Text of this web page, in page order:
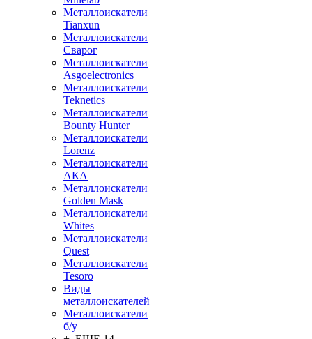
Металлоискатели
Tianxun
Металлоискатели
Сварог
Металлоискатели
Asgoelectronics
Металлоискатели
Teknetics
Металлоискатели
Bounty Hunter
Металлоискатели
Lorenz
Металлоискатели
АКА
Металлоискатели
Golden Mask
Металлоискатели
Whites
Металлоискатели
Quest
Металлоискатели
Tesoro
Виды
металлоискателей
Металлоискатели
б/у